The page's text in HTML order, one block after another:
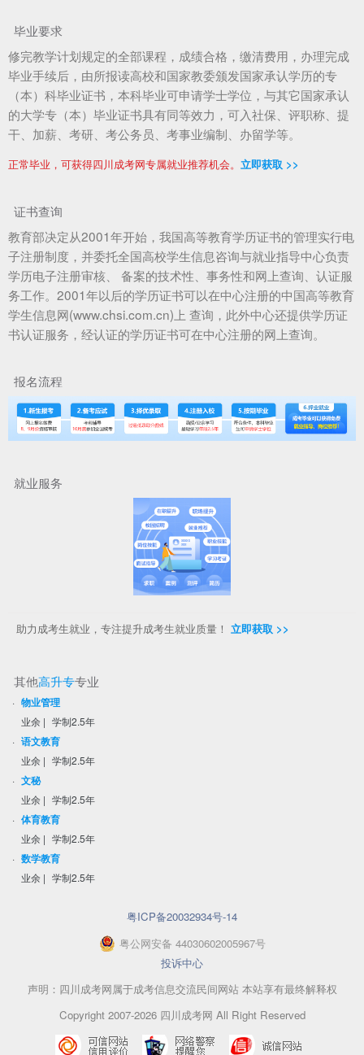
毕业要求
修完教学计划规定的全部课程，成绩合格，缴清费用，办理完成
毕业手续后，由所报读高校和国家教委颁发国家承认学历的专
（本）科毕业证书，本科毕业可申请学士学位，与其它国家承认
的大学专（本）毕业证书具有同等效力，可入社保、评职称、提
干、加薪、考研、考公务员、考事业编制、办留学等。
正常毕业，可获得四川成考网专属就业推荐机会。 立即获取 >>
证书查询
教育部决定从2001年开始，我国高等教育学历证书的管理实行电
子注册制度，并委托全国高校学生信息咨询与就业指导中心负责
学历电子注册审核、 备案的技术性、事务性和网上查询、认证服
务工作。2001年以后的学历证书可以在中心注册的中国高等教育
学生信息网(www.chsi.com.cn)上 查询，此外中心还提供学历证
书认证服务，经认证的学历证书可在中心注册的网上查询。
报名流程
就业服务
助力成考生就业，专注提升成考生就业质量！ 立即获取 >>
其他高升专专业
· 物业管理
业余 | 学制2.5年
· 语文教育
业余 | 学制2.5年
· 文秘
业余 | 学制2.5年
· 体育教育
业余 | 学制2.5年
· 数学教育
业余 | 学制2.5年
粤ICP备20032934号-14
粤公网安备 44030602005967号
投诉中心
声明：四川成考网属于成考信息交流民间网站 本站享有最终解释权
Copyright 2007-2026 四川成考网 All Right Reserved